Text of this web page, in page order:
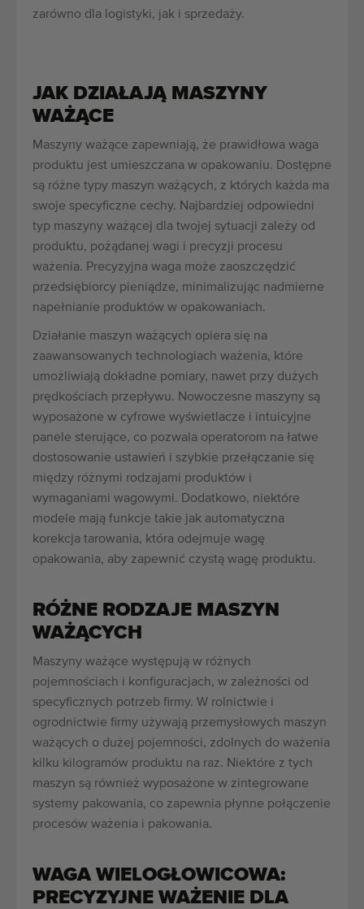
zarówno dla logistyki, jak i sprzedaży.
JAK DZIAŁAJĄ MASZYNY
WAŻĄCE
Maszyny ważące zapewniają, że prawidłowa waga
produktu jest umieszczana w opakowaniu. Dostępne
są różne typy maszyn ważących, z których każda ma
swoje specyficzne cechy. Najbardziej odpowiedni
typ maszyny ważącej dla twojej sytuacji zależy od
produktu, pożądanej wagi i precyzji procesu
ważenia. Precyzyjna waga może zaoszczędzić
przedsiębiorcy pieniądze, minimalizując nadmierne
napełnianie produktów w opakowaniach.
Działanie maszyn ważących opiera się na
zaawansowanych technologiach ważenia, które
umożliwiają dokładne pomiary, nawet przy dużych
prędkościach przepływu. Nowoczesne maszyny są
wyposażone w cyfrowe wyświetlacze i intuicyjne
panele sterujące, co pozwala operatorom na łatwe
dostosowanie ustawień i szybkie przełączanie się
między różnymi rodzajami produktów i
wymaganiami wagowymi. Dodatkowo, niektóre
modele mają funkcje takie jak automatyczna
korekcja tarowania, która odejmuje wagę
opakowania, aby zapewnić czystą wagę produktu.
RÓŻNE RODZAJE MASZYN
WAŻĄCYCH
Maszyny ważące występują w różnych
pojemnościach i konfiguracjach, w zależności od
specyficznych potrzeb firmy. W rolnictwie i
ogrodnictwie firmy używają przemysłowych maszyn
ważących o dużej pojemności, zdolnych do ważenia
kilku kilogramów produktu na raz. Niektóre z tych
maszyn są również wyposażone w zintegrowane
systemy pakowania, co zapewnia płynne połączenie
procesów ważenia i pakowania.
WAGA WIELOGŁOWICOWA:
PRECYZYJNE WAŻENIE DLA